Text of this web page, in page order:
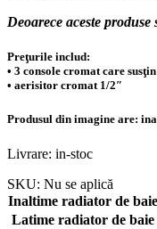
Deoarece aceste
Preţurile includ:
• 3 console cromat care
• aerisitor cromat 1/2″
Produsul din imagine are:
Livrare: in-stoc
SKU: Nu se aplică
Inaltime radiator de baie
Latime radiator de baie